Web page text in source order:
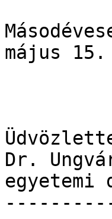
május
Dr.
egyetemi